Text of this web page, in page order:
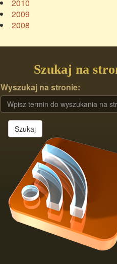
2010
2009
2008
Szukaj na
Wyszukaj na stronie:
Szukaj